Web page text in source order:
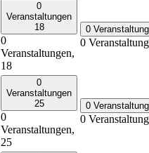
0
Veranstaltungen
18
0
Veranstaltungen,
18
0
0
0
Veranstaltungen
25
0
Veranstaltungen,
25
0
0